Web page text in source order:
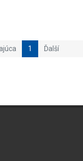
1 Ďalší